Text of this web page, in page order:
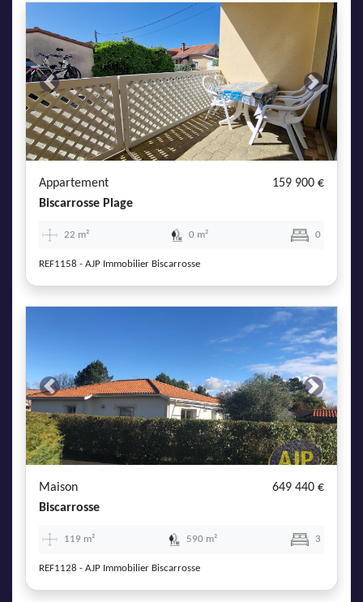
Previous Next
Appartement
159 900 €
Biscarrosse Plage
22 m² 0 m² 0
REF1158 - AJP Immobilier Biscarrosse
Previous Next
Maison
649 440 €
Biscarrosse
119 m² 590 m² 3
REF1128 - AJP Immobilier Biscarrosse